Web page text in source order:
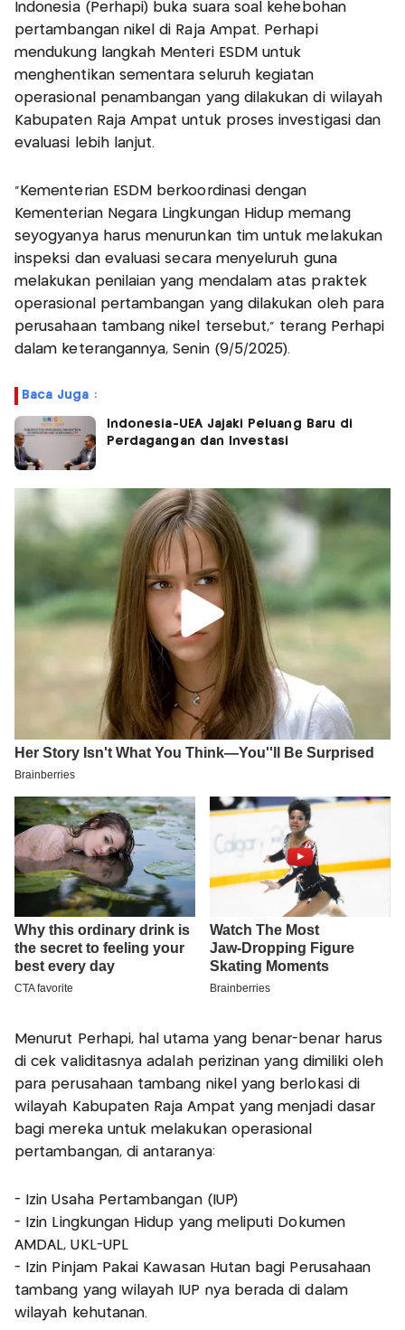
Indonesia (Perhapi) buka suara soal kehebohan
pertambangan nikel di Raja Ampat. Perhapi
mendukung langkah Menteri ESDM untuk
menghentikan sementara seluruh kegiatan
operasional penambangan yang dilakukan di wilayah
Kabupaten Raja Ampat untuk proses investigasi dan
evaluasi lebih lanjut.
"Kementerian ESDM berkoordinasi dengan
Kementerian Negara Lingkungan Hidup memang
seyogyanya harus menurunkan tim untuk melakukan
inspeksi dan evaluasi secara menyeluruh guna
melakukan penilaian yang mendalam atas praktek
operasional pertambangan yang dilakukan oleh para
perusahaan tambang nikel tersebut," terang Perhapi
dalam keterangannya, Senin (9/5/2025).
Baca Juga :
Indonesia-UEA Jajaki Peluang Baru di
Perdagangan dan Investasi
Menurut Perhapi, hal utama yang benar-benar harus
di cek validitasnya adalah perizinan yang dimiliki oleh
para perusahaan tambang nikel yang berlokasi di
wilayah Kabupaten Raja Ampat yang menjadi dasar
bagi mereka untuk melakukan operasional
pertambangan, di antaranya:
- Izin Usaha Pertambangan (IUP)
- Izin Lingkungan Hidup yang meliputi Dokumen
AMDAL, UKL-UPL
- Izin Pinjam Pakai Kawasan Hutan bagi Perusahaan
tambang yang wilayah IUP nya berada di dalam
wilayah kehutanan.